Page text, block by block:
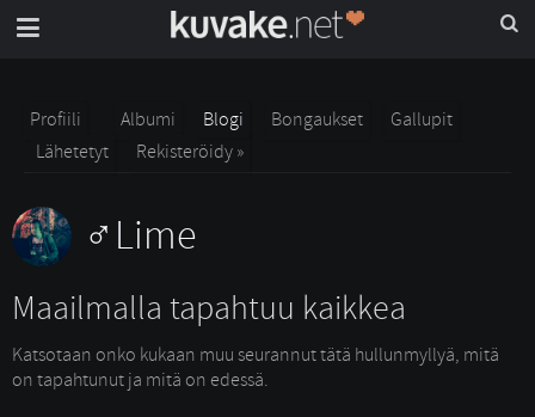
Profiili Albumi Blogi Bongaukset
Gallupit
Lähetetyt
Rekisteröidy »
Lime
Maailmalla tapahtuu kaikkea
Katsotaan onko kukaan muu seurannut tätä hullunmyllyä, mitä
on tapahtunut ja mitä on edessä.